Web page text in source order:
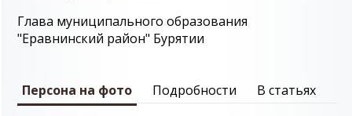
Глава муниципального образования
"Еравнинский район" Бурятии
Персона на фото Подробности В статьях